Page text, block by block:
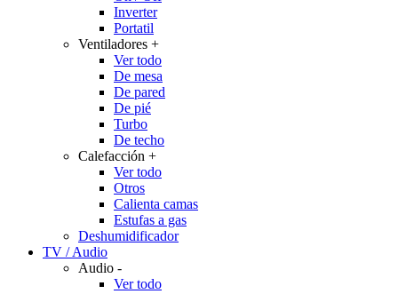
Inverter
Portatil
Ventiladores +
Ver todo
De mesa
De pared
De pié
Turbo
De techo
Calefacción +
Ver todo
Otros
Calienta camas
Estufas a gas
Deshumidificador
TV / Audio
Audio -
Ver todo